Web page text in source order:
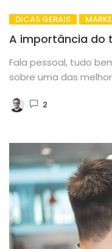
DICAS GERAIS
A importância do
Fala pessoal, tudo
sobre uma das
2